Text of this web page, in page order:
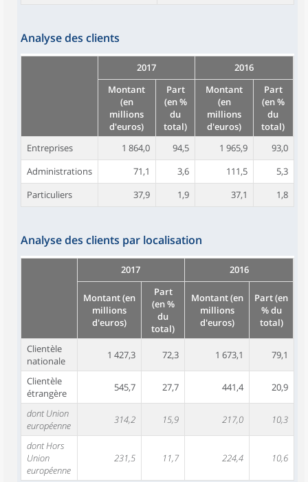
Analyse des clients
2017
2016
Montant
(en
millions
d'euros)
Part
(en %
du
total)
Montant
(en
millions
d'euros)
Part
(en %
du
total)
Entreprises
1 864,0 94,5 1 965,9
93,0
Administrations
71,1 3,6 111,5
5,3
Particuliers
37,9 1,9 37,1 1,8
Analyse des clients par localisation
2017 2016
Montant (en
millions
d'euros)
Part
(en %
du
total)
Montant (en
millions
d'euros)
Part (en
% du
total)
Clientèle
nationale
1 427,3 72,3 1 673,1 79,1
Clientèle
étrangère
545,7 27,7 441,4 20,9
dont Union
européenne
314,2 15,9 217,0 10,3
dont Hors
Union
européenne
231,5 11,7 224,4 10,6